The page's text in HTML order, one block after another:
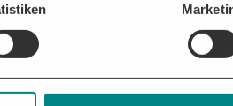
desVergabeverfahrens
auszugleichen.
und der
kann, welches Angebot das